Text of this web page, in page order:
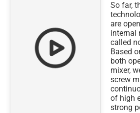
So far,
are
internal
called
Based
both
mixer,
screw
of high
strong